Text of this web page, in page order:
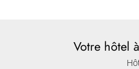
Votre hôtel